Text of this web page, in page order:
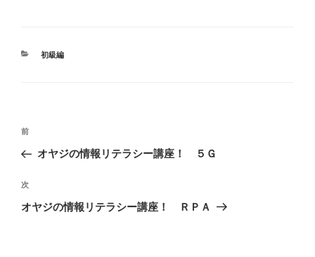
カ
初級編
投
ナ
ビ
ゲ
過
去
投
稿
前
オヤジの情報リテラシー講座！ ５Ｇ
次
の
次
オヤジの情報リテラシー講座！ ＲＰＡ